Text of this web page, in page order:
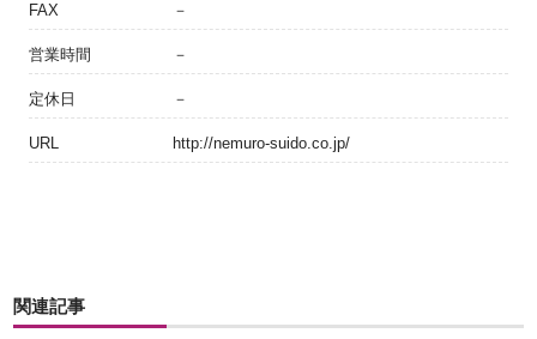
FAX －
営業時間 －
定休日 －
URL http://nemuro-suido.co.jp/
関連記事